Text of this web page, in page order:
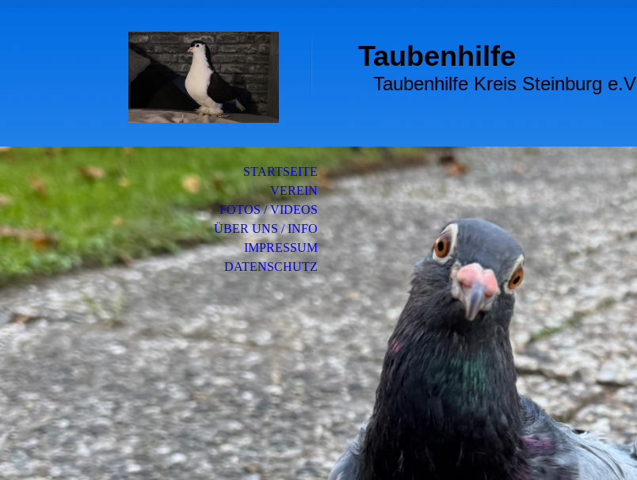
Taubenhilfe
Taubenhilfe Kreis Steinburg e.V
STARTSEITE
VEREIN
FOTOS / VIDEOS
ÜBER UNS / INFO
IMPRESSUM
DATENSCHUTZ